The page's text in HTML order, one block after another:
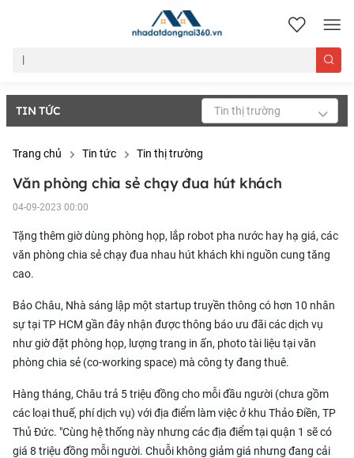
nhadatdongnai360.vn
TIN TỨC Tin thị trường
Trang chủ Tin tức Tin thị trường
Văn phòng chia sẻ chạy đua hút khách
04-09-2023 00:00
Tặng thêm giờ dùng phòng họp, lắp robot pha nước hay hạ giá, các
văn phòng chia sẻ chạy đua nhau hút khách khi nguồn cung tăng
cao.
Bảo Châu, Nhà sáng lập một startup truyền thông có hơn 10 nhân
sự tại TP HCM gần đây nhận được thông báo ưu đãi các dịch vụ
như giờ đặt phòng họp, lượng trang in ấn, photo tài liệu tại văn
phòng chia sẻ (co-working space) mà công ty đang thuê.
Hàng tháng, Châu trả 5 triệu đồng cho mỗi đầu người (chưa gồm
các loại thuế, phí dịch vụ) với địa điểm làm việc ở khu Thảo Điền, TP
Thủ Đức. "Cùng hệ thống này nhưng các địa điểm tại quận 1 sẽ có
giá 8 triệu đồng mỗi người. Chuỗi không giảm giá nhưng đang cải